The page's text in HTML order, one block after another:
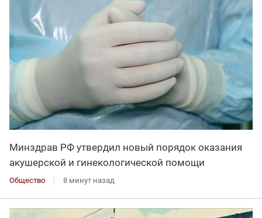
Минздрав РФ утвердил новый порядок оказания
акушерской и гинекологической помощи
Общество 8 минут назад